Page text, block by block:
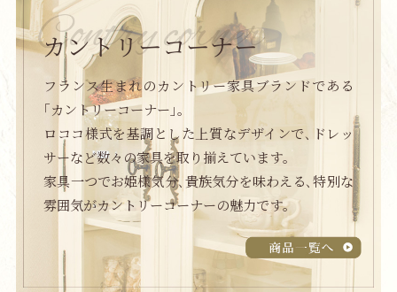
カントリーコーナー
フランス生まれのカントリー家具ブランドである
｢カントリーコーナー｣｡
ロココ様式を基調とした上質なデザインで､ドレッ
サーなど数々の家具を取り揃えています｡
家具一つでお姫様気分､貴族気分を味わえる､特別な
雰囲気がカントリーコーナーの魅力です｡